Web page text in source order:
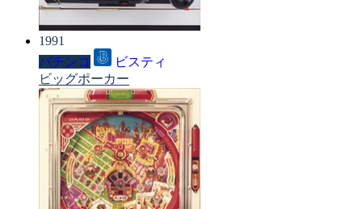
1991
パチンコ
ビスティ
ビッグポーカー